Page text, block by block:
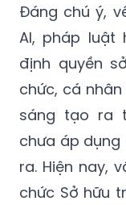
Đáng chú ý,
AI, pháp luật
định quyền
chức, cá
sáng tạo ra
chưa áp
ra. Hiện nay,
chức Sở hữu